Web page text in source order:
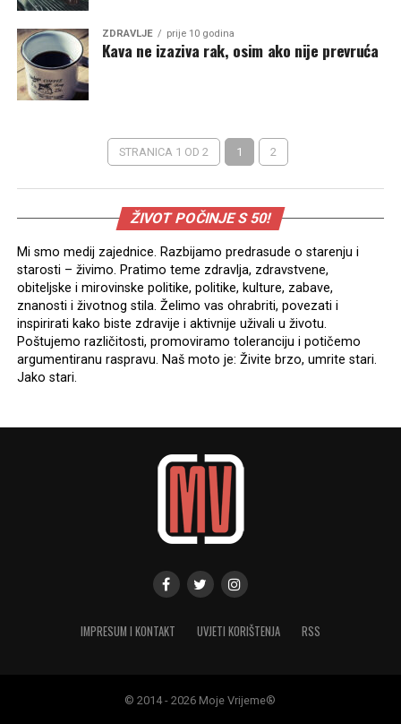
ZDRAVLJE prije 10 godina
Kava ne izaziva rak, osim ako nije prevruća
STRANICA 1 OD 2 1 2
ŽIVOT POČINJE S 50!
Mi smo medij zajednice. Razbijamo predrasude o starenju i
starosti – živimo. Pratimo teme zdravlja, zdravstvene,
obiteljske i mirovinske politike, politike, kulture, zabave,
znanosti i životnog stila. Želimo vas ohrabriti, povezati i
inspirirati kako biste zdravije i aktivnije uživali u životu.
Poštujemo različitosti, promoviramo toleranciju i potičemo
argumentiranu raspravu. Naš moto je: Živite brzo, umrite stari.
Jako stari.
IMPRESUM I KONTAKT UVJETI KORIŠTENJA RSS
© 2014 - 2026 Moje Vrijeme®